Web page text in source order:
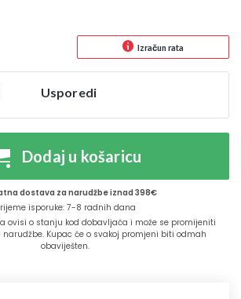
Izračun rata
Usporedi
Dodaj u košaricu
dostava za narudžbe iznad 398€
isporuke: 7-8 radnih dana
ovisi o stanju kod dobavljača i može se promijeniti
Kupac će o svakoj promjeni biti odmah
obaviješten.